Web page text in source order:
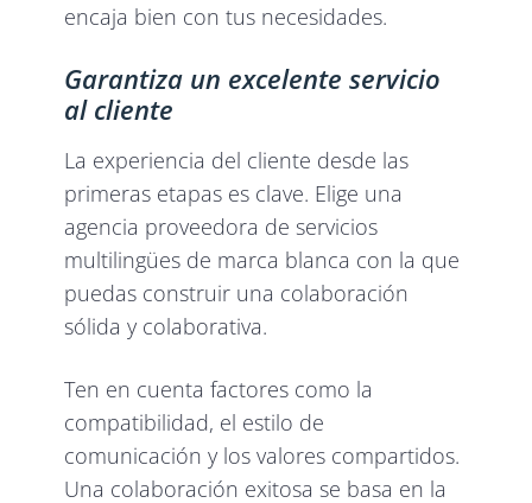
encaja bien con tus necesidades.
Garantiza un excelente servicio
al cliente
La experiencia del cliente desde las
primeras etapas es clave. Elige una
agencia proveedora de servicios
multilingües de marca blanca con la que
puedas construir una colaboración
sólida y colaborativa.
Ten en cuenta factores como la
compatibilidad, el estilo de
comunicación y los valores compartidos.
Una colaboración exitosa se basa en la